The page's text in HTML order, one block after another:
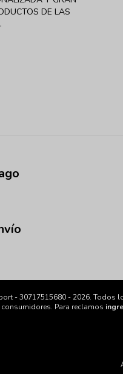
DE LAS
- 30717515680 - 2026. Todos
Para reclamos